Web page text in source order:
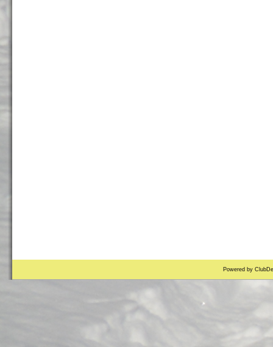
Powered by